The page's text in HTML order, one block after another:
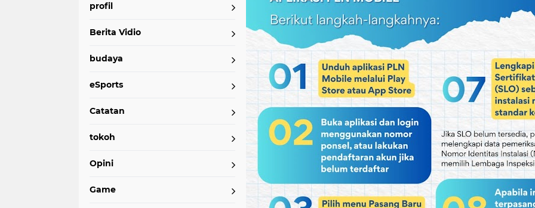
profil
Berita Vidio
budaya
eSports
Catatan
tokoh
Opini
Game